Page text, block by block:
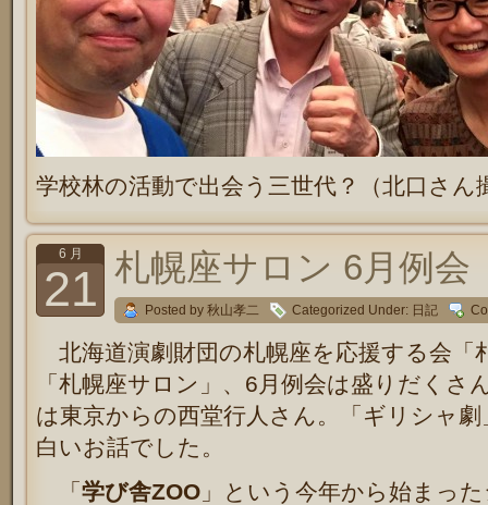
学校林の活動で出会う三世代？（北口さん
6 月
21 札幌座サロン 6月例会
Posted by 秋山孝二 Categorized Under: 日記
北海道演劇財団の札幌座を応援する会「
「札幌座サロン」、6月例会は盛りだく
は東京からの西堂行人さん。「ギリシャ
白いお話でした。
「 学び舎ZOO 」という今年から始まっ